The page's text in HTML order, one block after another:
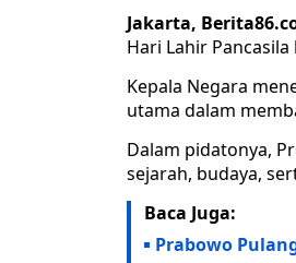
Jakarta,
Hari Lahir Pancasila
Kepala Negara
utama dalam
Dalam pidatonya,
sejarah, budaya,
Baca Juga:
Prabowo